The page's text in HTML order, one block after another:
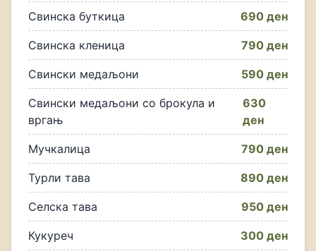
Свинска буткица 690 ден
Свинска кленица 790 ден
Свински медаљони 590 ден
Свински медаљони со брокула и
вргањ
630
ден
Мучкалица 790 ден
Турли тава 890 ден
Селска тава 950 ден
Кукуреч 300 ден